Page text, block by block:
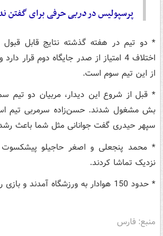
پرسپولیس دردربیحرفی برای گفتن
* دو تیم در هفته گذشته نتایج قابل قبول
از این تیم سوم است.
* قبل از شروع این دیدار، مربیان دو
بش مشغول شدند. حسن‌زاده سرمربی تیم
سپهر حیدری گفت جوانانی مثل شما باعث
* محمد پنجعلی و اصغر حاجیلو پیشکسوت
نزدیک تماشا کردند.
* حدود 150 هوادار به ورزشگاه آمدند و بازی را از نزدیک تماشا کردند.
منبع: فارس